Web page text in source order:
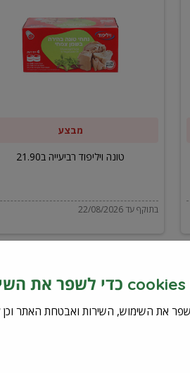
ויליפוד
רביעייה
מבצע
טונה ויליפוד רביעייה ב21.90
בתוקף עד 22/08/2026